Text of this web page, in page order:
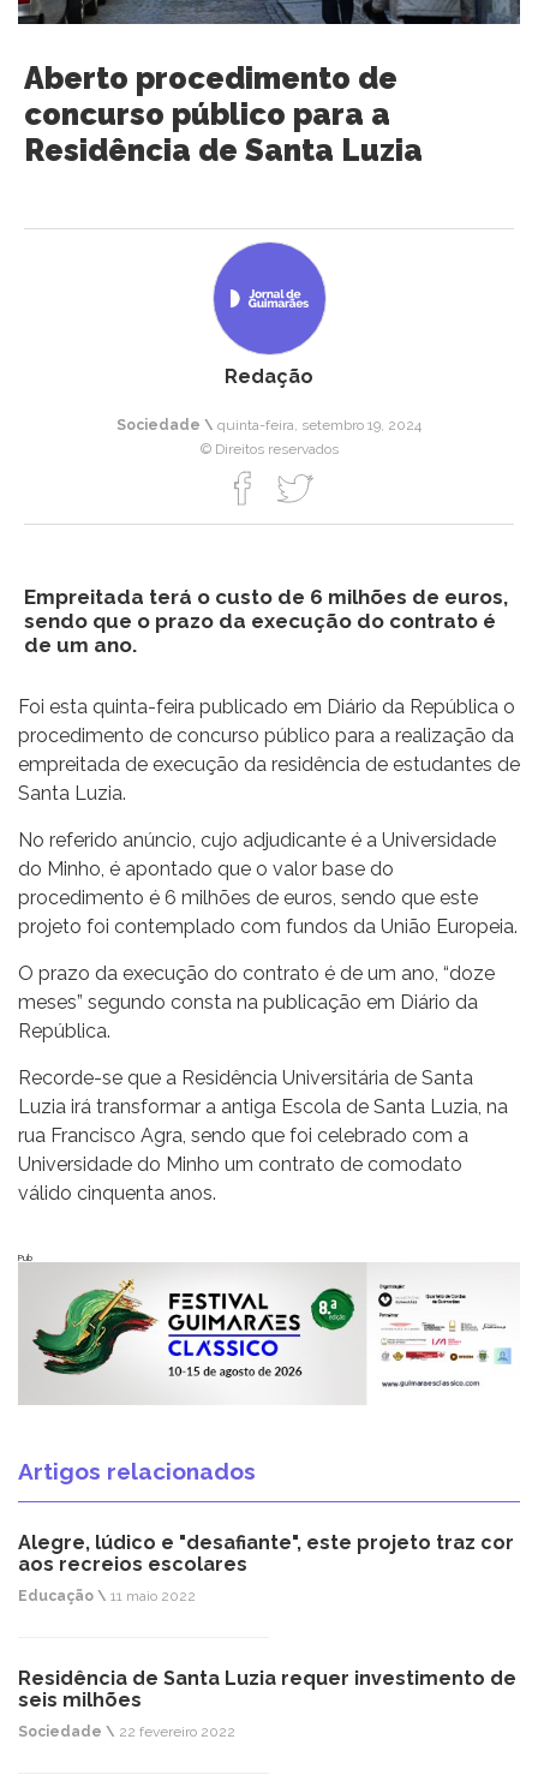
Aberto procedimento de
concurso público para a
Residência de Santa Luzia
Redação
Sociedade \ quinta-feira, setembro 19, 2024
© Direitos reservados
Empreitada terá o custo de 6 milhões de euros,
sendo que o prazo da execução do contrato é
de um ano.
Foi esta quinta-feira publicado em Diário da República o
procedimento de concurso público para a realização da
empreitada de execução da residência de estudantes de
Santa Luzia.
No referido anúncio, cujo adjudicante é a Universidade
do Minho, é apontado que o valor base do
procedimento é 6 milhões de euros, sendo que este
projeto foi contemplado com fundos da União Europeia.
O prazo da execução do contrato é de um ano, “doze
meses” segundo consta na publicação em Diário da
República.
Recorde-se que a Residência Universitária de Santa
Luzia irá transformar a antiga Escola de Santa Luzia, na
rua Francisco Agra, sendo que foi celebrado com a
Universidade do Minho um contrato de comodato
válido cinquenta anos.
Pub
Artigos relacionados
Alegre, lúdico e "desafiante", este projeto traz cor
aos recreios escolares
Educação \ 11 maio 2022
Residência de Santa Luzia requer investimento de
seis milhões
Sociedade \ 22 fevereiro 2022